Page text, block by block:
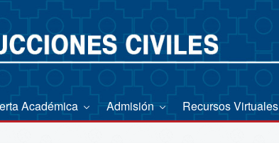
Académica Admisión Recursos Virtuales